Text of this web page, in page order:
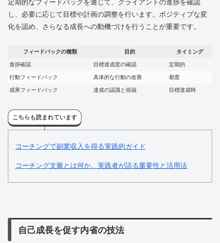
定期的なフィードバックを通じて、クライアントの進捗を確認
し、必要に応じて目標や計画の調整を行います。ポジティブな変
化を認め、さらなる成長への動機づけを行うことが重要です。
フィードバックの種類 目的 タイミング
進捗確認 目標達成度の確認 定期的
行動フィードバック 具体的な行動の改善 都度
成果フィードバック 達成の認識と祝福 目標達成時
こちらも読まれています
コーチングで副業収入を得る実践的ガイド
コーチング文脈とは何か。実践者が語る重要性と活用法
自己成長を促す内省の技法